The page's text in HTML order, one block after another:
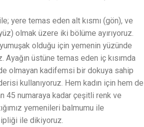
yere temas eden alt kısmı (gön), ve
olmak üzere iki bölüme ayırıyoruz.
olduğu için yemenin yüzünde
Ayağın üstüne temas eden iç kısımda
olmayan kadifemsi bir dokuya sahip
kullanıyoruz. Hem kadın için hem de
45 numaraya kadar çeşitli renk ve
yemenileri balmumu ile
ile dikiyoruz.